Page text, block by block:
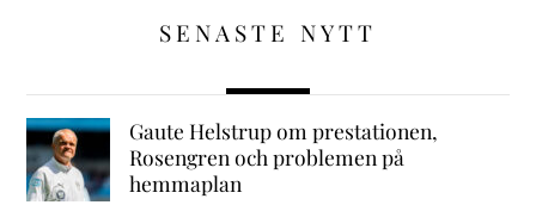
SENASTE NYTT
Gaute Helstrup om prestationen,
Rosengren och problemen på
hemmaplan